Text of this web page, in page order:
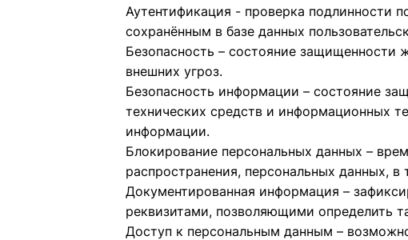
Аутентификация - проверка подлинности
сохранённым в базе данных
Безопасность – состояние защищенности
внешних угроз.
Безопасность информации – состояние
технических средств и информационных
информации.
Блокирование персональных данных –
распространения, персональных данных, в
Документированная информация –
реквизитами, позволяющими определить
Доступ к персональным данным –